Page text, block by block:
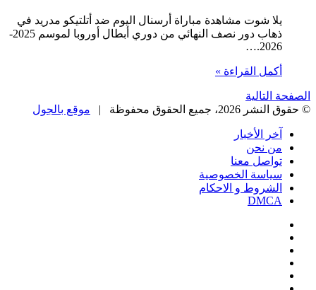
يلا شوت مشاهدة مباراة أرسنال اليوم ضد أتلتيكو مدريد في
ذهاب دور نصف النهائي من دوري أبطال أوروبا لموسم 2025-
2026.…
أكمل القراءة »
الصفحة التالية
© حقوق النشر 2026، جميع الحقوق محفوظة |
موقع بالجول
آخر الأخبار
من نحن
تواصل معنا
سياسة الخصوصية
الشروط و الاحكام
DMCA